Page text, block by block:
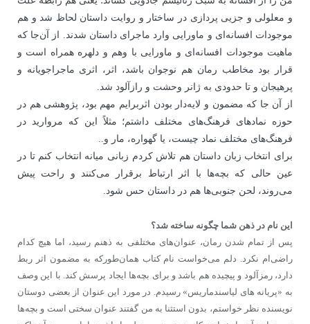
و معلولی و جزیی پردازی در ساختار و روایت داستان لحاظ شد و هم
موجودات افسانه‌ای و ماورایی وارد ماجرای داستان شدند. از آن‌جا که
ماهیت موجودات افسانه‌ای و ماورایی با وهم و دلهره همراه است و
قرار بود مخاطب رمان هم نوجوان باشد، اثر، اثری ماجراجویانه و
پرهیجان و تا حدودی به ژانر وحشت و رازآلود شد.
از آن جا که مضمون و لایه‌دار بودن اثربرایم مهم بود، پژوهشی هم در
حوزه نمادهای فرهنگ‌های مختلف داشتم؛ مثلاً این که مروارید در
فرهنگ‌های مختلف نماد چیست، یا گهواره، مار و..
برای انتخاب زبان داستان هم تلاش کردم زبانی میانه انتخاب کنم تا در
عین حالی که بچه‌ها با اثر ارتباط برقرار می‌کنند و راحت پیش
می‌روند، لحن جنوبی‌ها هم در داستان حس شود.
این نام در ذهن شما چگونه ساخته شد؟
پس از تمام شدن رمان، عنوان‌های مختلفی به ذهنم رسید، اما هیچ کدام
راضی‌ام نکرد. دلم می‌خواست نام کتاب همان‌طورکه به مضمون اثر ربط
دارد، رمزآلود و پیچیده هم باشد و برای بچه‌ها ایجاد پرسش کند. با این وصف
به «پریانه های لیاسندماریس» رسیدم. در مورد این عنوان از بعضی دوستان
نویسنده نظر خواستم، بدون استثنا به من گفتند عنوان سختی است و بچه‌ها